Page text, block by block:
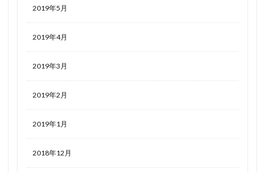
2019年5月
2019年4月
2019年3月
2019年2月
2019年1月
2018年12月